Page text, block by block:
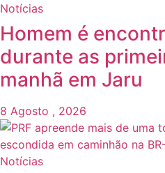
Notícias
Homem é
durante as
manhã em Jaru
8 Agosto , 2026
Notícias